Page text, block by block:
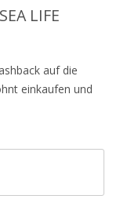
LIFE
auf die
einkaufen und